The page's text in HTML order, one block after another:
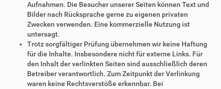
Aufnahmen. Die Besucher unserer Seiten können Text und
Bilder nach Rücksprache gerne zu eigenen privaten
Zwecken verwenden. Eine kommerzielle Nutzung ist
untersagt.
Trotz sorgfältiger Prüfung übernehmen wir keine Haftung
für die Inhalte. Insbesondere nicht für externe Links. Für
den Inhalt der verlinkten Seiten sind ausschließlich deren
Betreiber verantwortlich. Zum Zeitpunkt der Verlinkung
waren keine Rechtsverstöße erkennbar. Bei